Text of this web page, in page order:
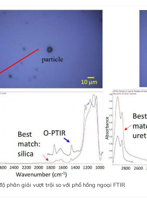
phân giải vượt trội so với phổ hồng ngoại FTIR